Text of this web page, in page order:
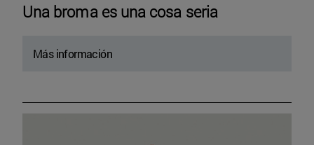
Una broma es una cosa seria
Más información